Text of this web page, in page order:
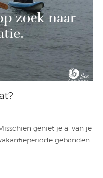
geniet je al van je
gebonden